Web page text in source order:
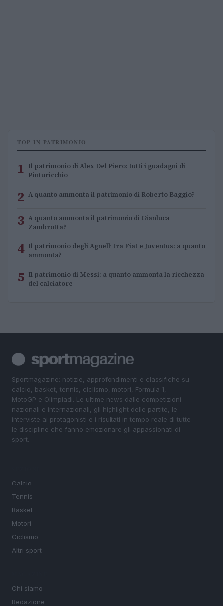
TOP IN PATRIMONIO
1 Il patrimonio di Alex Del Piero: tutti i guadagni di
Pinturicchio
2 A quanto ammonta il patrimonio di Roberto Baggio?
3 A quanto ammonta il patrimonio di Gianluca
Zambrotta?
4 Il patrimonio degli Agnelli tra Fiat e Juventus: a quanto
ammonta?
5 Il patrimonio di Messi: a quanto ammonta la ricchezza
del calciatore
Sportmagazine: notizie, approfondimenti e classifiche su
calcio, basket, tennis, ciclismo, motori, Formula 1,
MotoGP e Olimpiadi. Le ultime news dalle competizioni
nazionali e internazionali, gli highlight delle partite, le
interviste ai protagonisti e i risultati in tempo reale di tutte
le discipline che fanno emozionare gli appassionati di
sport.
Calcio
Tennis
Basket
Motori
Ciclismo
Altri sport
Chi siamo
Redazione